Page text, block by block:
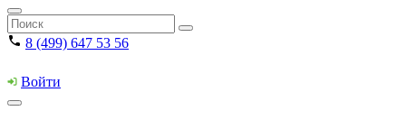
8 (499) 647 53 56
Войти